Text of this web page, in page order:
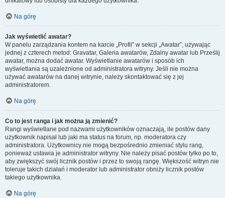
Na górę
Jak wyświetlić awatar?
W panelu zarządzania kontem na karcie „Profil” w sekcji „Awatar”, używając
jednej z czterech metod: Gravatar, Galeria awatarów, Zdalny awatar lub Prześlij
awatar, można dodać awatar. Wyświetlanie awatarów i sposób ich
wyświetlania są uzależnione od administratora witryny. Jeśli nie można
używać awatarów na danej witrynie, należy skontaktować się z jej
administratorem.
Na górę
Co to jest ranga i jak można ją zmienić?
Rangi wyświetlane pod nazwami użytkowników oznaczają, ile postów dany
użytkownik napisał lub jaki ma status na forum, np. moderatora czy
administratora. Użytkownicy nie mogą bezpośrednio zmieniać stylu rang,
ponieważ ustawia je administrator witryny. Nie należy pisać postów tylko po to,
aby zwiększyć swój licznik postów i przez to swoją rangę. Większość witryn nie
toleruje takich działań i moderator lub administrator obniży licznik postów
takiego użytkownika.
Na górę